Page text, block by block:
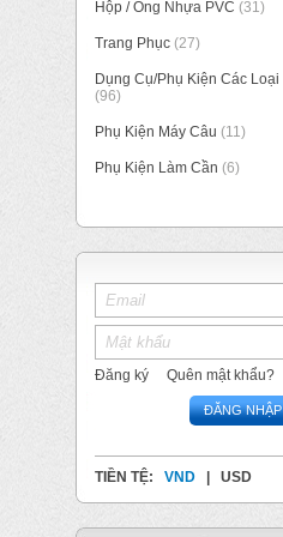
Hộp / Ống Nhựa PVC (31)
Trang Phục (27)
Dụng Cụ/Phụ Kiện Các Loại
(96)
Phụ Kiện Máy Câu (11)
Phụ Kiện Làm Cần (6)
Đăng ký Quên mật khẩu?
ĐĂNG NHẬP
TIỀN TỆ: VND USD